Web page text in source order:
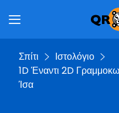
Σπίτι
Ιστολόγιο
1D Έναντι 2D
Ίσα